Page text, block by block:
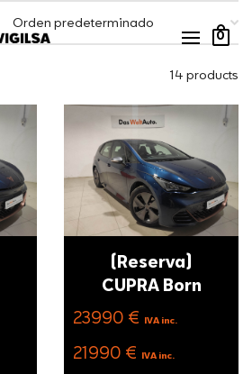
0
14 products
(Reserva)
CUPRA Born
23990 € IVA inc.
21990 € IVA inc.